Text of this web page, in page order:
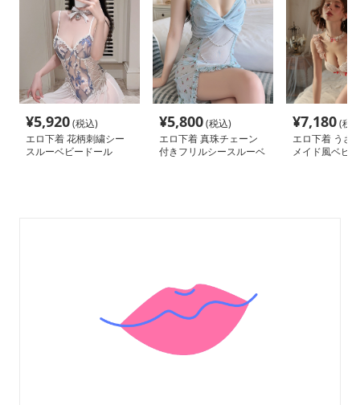
¥5,920(税込)
エロ下着 花柄刺繍シー
スルーベビードール
¥5,800(税込)
エロ下着 真珠チェーン
付きフリルシースルーベ
¥7,180(税
エロ下着 うさ
メイド風ベビ